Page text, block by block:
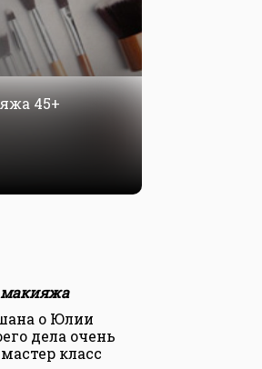
45+
макияжа
о Юлии
дела очень
класс